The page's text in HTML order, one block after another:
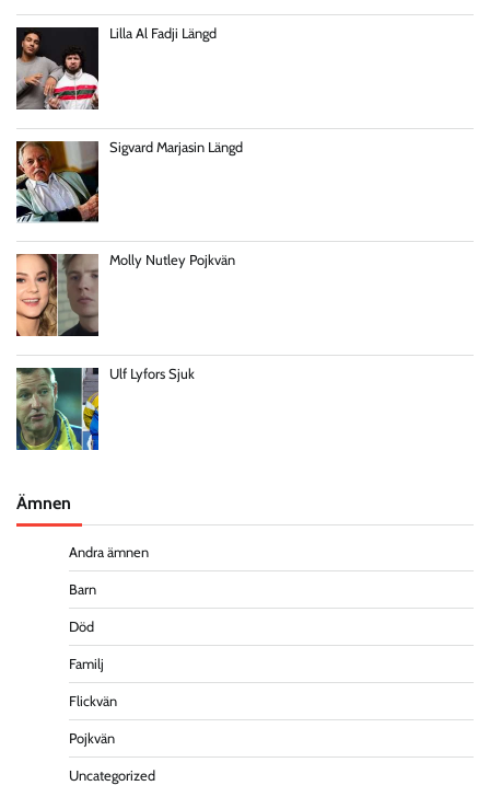
Lilla Al Fadji Längd
Sigvard Marjasin Längd
Molly Nutley Pojkvän
Ulf Lyfors Sjuk
Ämnen
Andra ämnen
Barn
Död
Familj
Flickvän
Pojkvän
Uncategorized